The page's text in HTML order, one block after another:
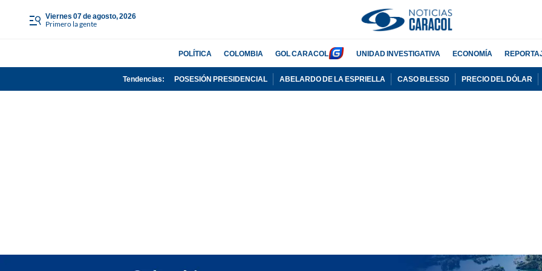
viernes 07 de agosto, 2026
Primero la gente
POLÍTICA COLOMBIA GOL CARACOL UNIDAD INVESTIGATIVA ECONOMÍA
Tendencias: POSESIÓN PRESIDENCIAL ABELARDO DE LA ESPRIELLA CASO BLESSD PRECIO DEL DÓLAR